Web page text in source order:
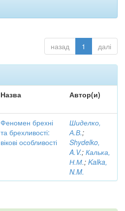
назад 1 далі
Назва Автор(и)
Феномен брехні
та брехливості:
вікові особливості
Шиделко,
А.В.;
Shydelko,
A.V.; Калька,
Н.М.; Kalka,
N.M.